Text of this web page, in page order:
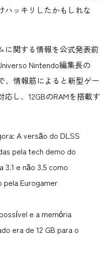
ハッキリしたかもしれな
に関する情報を公式発表前
Nintendo編集長の
、情報筋によると新型ゲー
し、12GBのRAMを搭載す
A versão do DLSS
pela tech demo do
3.1 e não 3.5 como
Eurogamer
e a memória
era de 12 GB para o